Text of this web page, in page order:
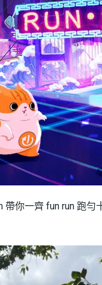
帶你一齊 fun run 跑